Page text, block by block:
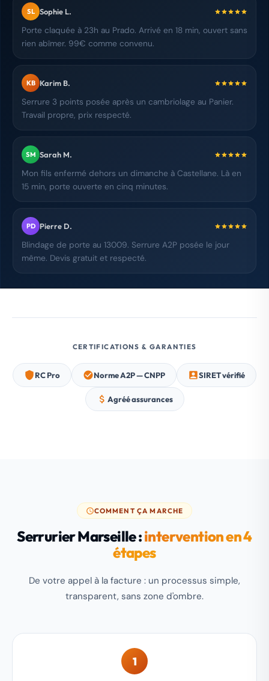
SL Sophie L.
Porte claquée à 23h au Prado. Arrivé en 18 min, ouvert sans
rien abîmer. 99€ comme convenu.
KB Karim B.
Serrure 3 points posée après un cambriolage au Panier.
Travail propre, prix respecté.
SM Sarah M.
Mon fils enfermé dehors un dimanche à Castellane. Là en
15 min, porte ouverte en cinq minutes.
PD Pierre D.
Blindage de porte au 13009. Serrure A2P posée le jour
même. Devis gratuit et respecté.
CERTIFICATIONS & GARANTIES
RC Pro Norme A2P — CNPP SIRET vérifié
Agréé assurances
COMMENT ÇA MARCHE
Serrurier Marseille :intervention en 4
étapes
De votre appel à la facture : un processus simple,
transparent, sans zone d'ombre.
1